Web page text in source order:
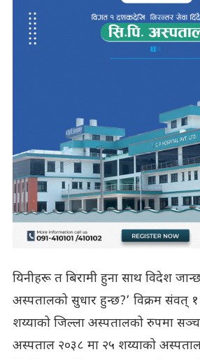
यिनीहरू त बिरामी हुना साथ विदेश
अस्पतालको सुधार हुन्छ?’ विक्रम संवत्
शय्याको जिल्ला अस्पतालको रुपमा
अस्पताल २०३८ मा २५ शय्याको